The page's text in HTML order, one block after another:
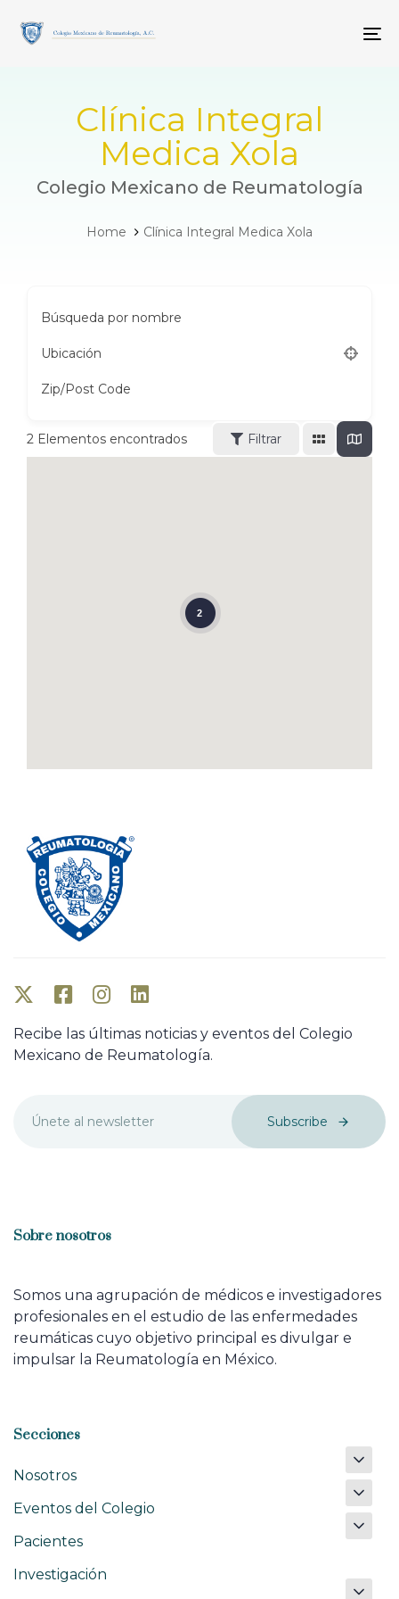
links
primary
Clínica Integral
Medica Xola
Colegio Mexicano de Reumatología
Home Clínica Integral Medica Xola
Búsqueda por nombre
Ubicación
Zip/Post Code
2 Elementos encontrados Filtrar
2
Recibe las últimas noticias y eventos del Colegio
Mexicano de Reumatología.
Subscribe
Sobre nosotros
Somos una agrupación de médicos e investigadores
profesionales en el estudio de las enfermedades
reumáticas cuyo objetivo principal es divulgar e
impulsar la Reumatología en México.
Secciones
Nosotros
Eventos del Colegio
Pacientes
Investigación